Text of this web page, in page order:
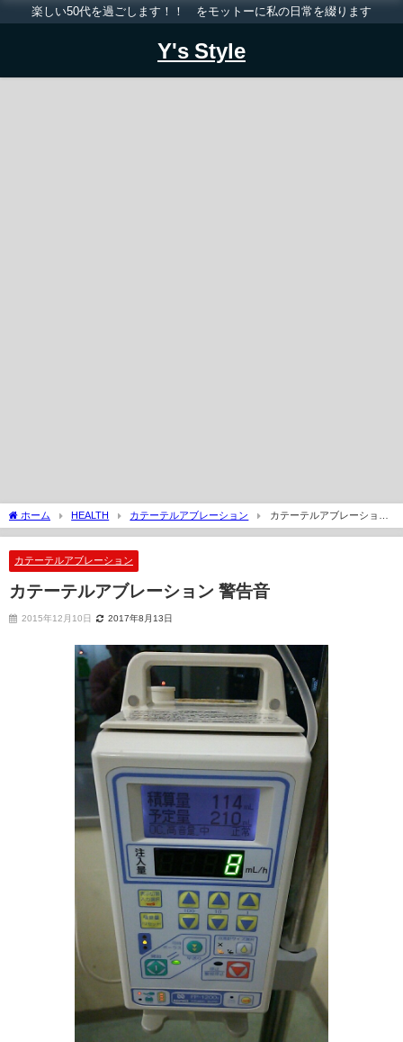
楽しい50代を過ごします！！ をモットーに私の日常を綴ります
Y's Style
ホーム HEALTH カテーテルアブレーション
カテーテルアブレーション
警告音
カテーテルアブレーション
カテーテルアブレーション 警告音
2015年12月10日 2017年8月13日